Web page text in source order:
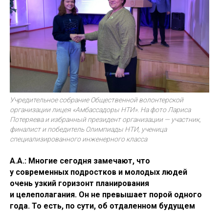
Учредительное собрание Общественной волонтерской
организации лицея «Амбассадоры НТИ». На фото Лариса
Потеряева и избранный президент организации — участник,
финалист и победитель Олимпиады НТИ, ученица
специализированного инженерного класса
А.А.: Многие сегодня замечают, что
у современных подростков и молодых людей
очень узкий горизонт планирования
и целеполагания. Он не превышает порой одного
года. То есть, по сути, об отдаленном будущем